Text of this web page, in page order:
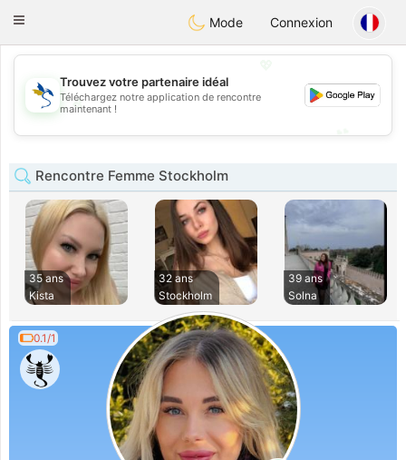
SvenskaDating
Toggle
Mode Connexion
💖
💕
Trouvez votre partenaire idéal
Téléchargez notre application de rencontre
maintenant !
Rencontre Femme Stockholm
35 ans
Kista
32 ans
Stockholm
39 ans
Solna
0.1/1